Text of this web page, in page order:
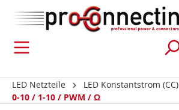
springen
LED Netzteile
LED Konstantstrom (CC)
0-10 / 1-10 / PWM / Ω